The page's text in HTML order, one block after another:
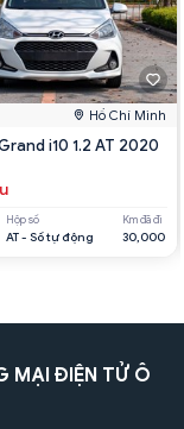
Hồ Chí Minh
i10 1.2 AT 2020
Hộp số
AT - Số tự động
Km đã đi
30,000
MẠI ĐIỆN TỬ Ô